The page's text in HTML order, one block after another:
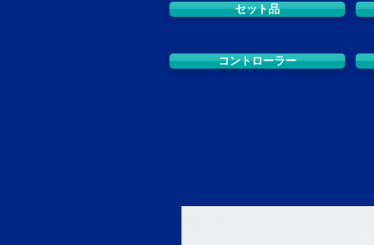
セット品
コントローラー